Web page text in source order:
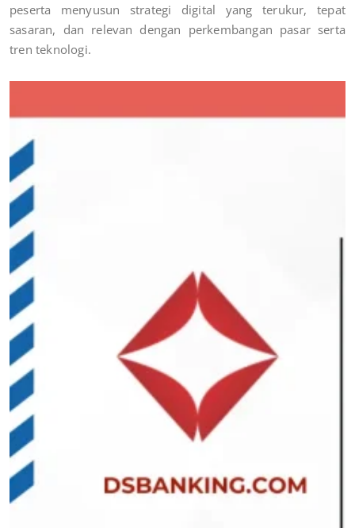
peserta menyusun strategi digital yang terukur, tepat
sasaran, dan relevan dengan perkembangan pasar serta
tren teknologi.